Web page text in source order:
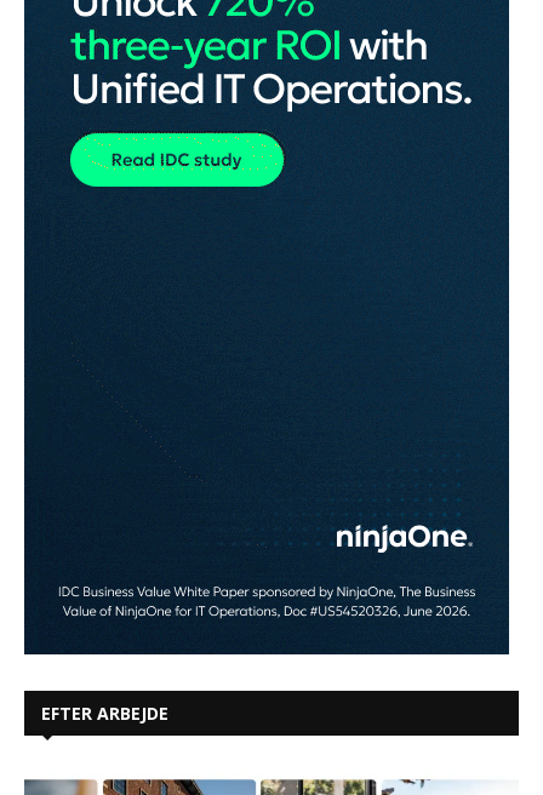
EFTER ARBEJDE